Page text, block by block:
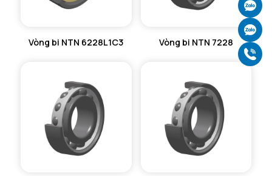
Vòng bi NTN 6228L1C3 Vòng bi NTN 7228